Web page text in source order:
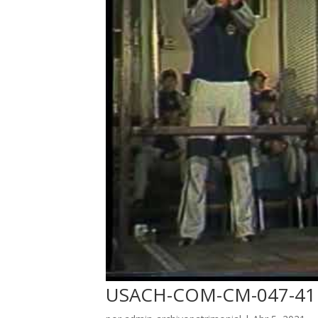
USACH-COM-CM-047-